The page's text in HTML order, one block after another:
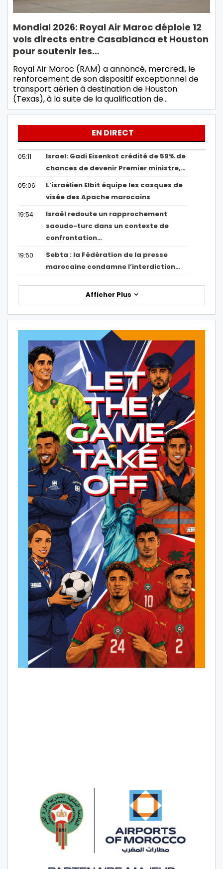
Mondial 2026: Royal Air Maroc déploie 12
vols directs entre Casablanca et Houston
pour soutenir les…
Royal Air Maroc (RAM) a annoncé, mercredi, le
renforcement de son dispositif exceptionnel de
transport aérien à destination de Houston
(Texas), à la suite de la qualification de…
EN DIRECT
05:11
Israel: Gadi Eisenkot crédité de 59% de
chances de devenir Premier ministre,…
05:06
L’israélien Elbit équipe les casques de
visée des Apache marocains
19:54
Israël redoute un rapprochement
saoudo-turc dans un contexte de
confrontation…
19:50
Sebta : la Fédération de la presse
marocaine condamne l’interdiction…
Afficher Plus